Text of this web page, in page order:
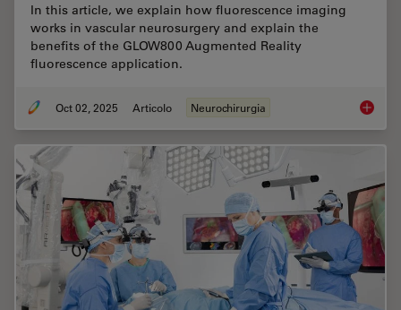
In this article, we explain how fluorescence imaging
works in vascular neurosurgery and explain the
benefits of the GLOW800 Augmented Reality
fluorescence application.
Oct 02, 2025 Articolo Neurochirurgia How